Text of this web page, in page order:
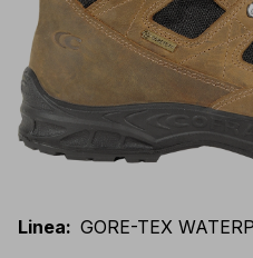
Linea: GORE-TEX